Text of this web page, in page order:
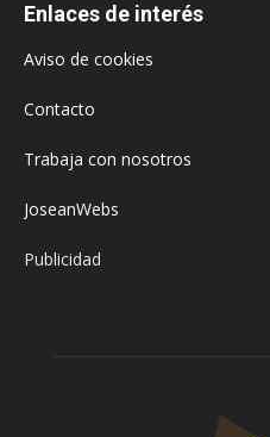
Enlaces de interés
Aviso de cookies
Contacto
Trabaja con nosotros
JoseanWebs
Publicidad